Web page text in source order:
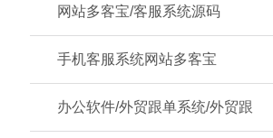
网站多客宝/客服系统源码
手机客服系统网站多客宝
办公软件/外贸跟单系统/外贸跟